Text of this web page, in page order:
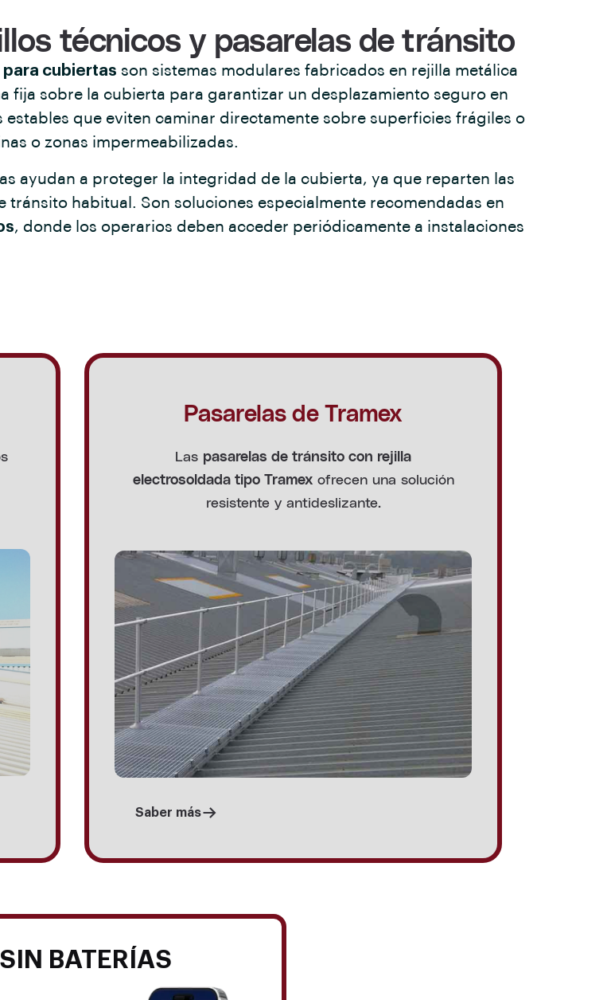
técnicos y pasarelas de tránsito
cubiertas son sistemas modulares fabricados en rejilla metálica
fija sobre la cubierta para garantizar un desplazamiento seguro en
que eviten caminar directamente sobre superficies frágiles o
o zonas impermeabilizadas.
ayudan a proteger la integridad de la cubierta, ya que reparten las
tránsito habitual. Son soluciones especialmente recomendadas en
, donde los operarios deben acceder periódicamente a instalaciones
Pasarelas de Tramex
Las pasarelas de tránsito con rejilla
electrosoldada tipo Tramexofrecen una solución
resistente y antideslizante.
Saber más
BATERÍAS